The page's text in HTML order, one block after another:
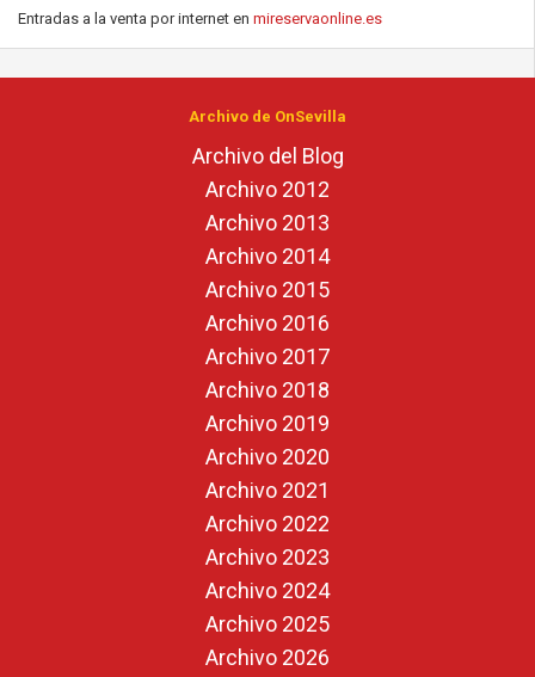
Entradas a la venta por internet en mireservaonline.es
Archivo de OnSevilla
Archivo del Blog
Archivo 2012
Archivo 2013
Archivo 2014
Archivo 2015
Archivo 2016
Archivo 2017
Archivo 2018
Archivo 2019
Archivo 2020
Archivo 2021
Archivo 2022
Archivo 2023
Archivo 2024
Archivo 2025
Archivo 2026